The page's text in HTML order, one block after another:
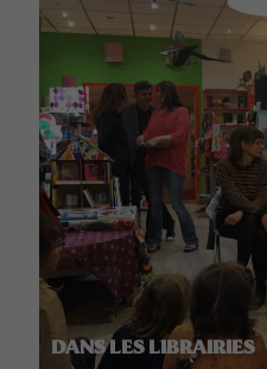
DANS LES LIBRAIRIES